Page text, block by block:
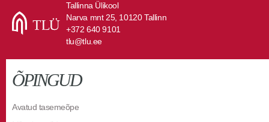
Tallinna Ülikool
Narva mnt 25, 10120 Tallinn
+372 640 9101
tlu@tlu.ee
ÕPINGUD
Avatud tasemeõpe